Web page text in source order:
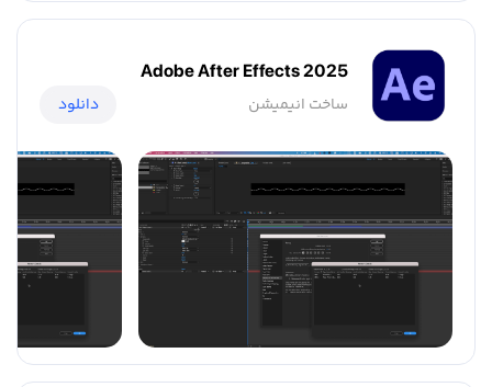
Adobe After Effects 2025
ساخت انیمیشن دانلود